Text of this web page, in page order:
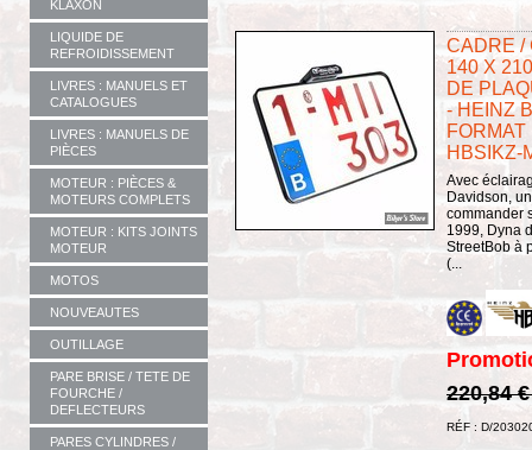
KLAXON
LIQUIDE DE
REFROIDISSEMENT
LIVRES : MANUELS ET
CATALOGUES
LIVRES : MANUELS DE
PIÈCES
MOTEUR : PIÈCES &
MOTEURS COMPLETS
MOTEUR : KITS JOINTS
MOTEUR
MOTOS
NOUVEAUTES
OUTILLAGE
PARE BRISE / TETE DE
FOURCHE /
DEFLECTEURS
PARES CYLINDRES /
CADRE /
140 X
DE
- HEINZ
FORMAT
HBSIKZ-
Avec
Davidson,
commander
1999, Dyna
StreetBob à
(...
220,84
RÉF : D/